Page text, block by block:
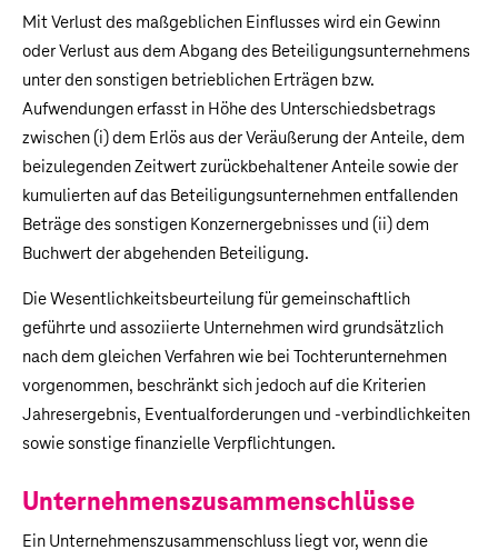
Mit Verlust des maßgeblichen Einflusses wird ein Gewinn
oder Verlust aus dem Abgang des Beteiligungsunternehmens
unter den sonstigen betrieblichen Erträgen bzw.
Aufwendungen erfasst in Höhe des Unterschiedsbetrags
zwischen (i) dem Erlös aus der Veräußerung der Anteile, dem
beizulegenden Zeitwert zurückbehaltener Anteile sowie der
kumulierten auf das Beteiligungsunternehmen entfallenden
Beträge des sonstigen Konzernergebnisses und (ii) dem
Buchwert der abgehenden Beteiligung.
Die Wesentlichkeitsbeurteilung für gemeinschaftlich
geführte und assoziierte Unternehmen wird grundsätzlich
nach dem gleichen Verfahren wie bei Tochterunternehmen
vorgenommen, beschränkt sich jedoch auf die Kriterien
Jahresergebnis, Eventualforderungen und -verbindlichkeiten
sowie sonstige finanzielle Verpflichtungen.
Unternehmenszusammen­schlüsse
Ein Unternehmenszusammenschluss liegt vor, wenn die